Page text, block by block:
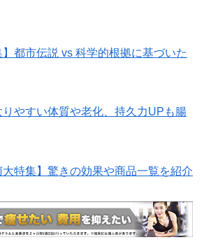
】都市伝説 vs 科学的根拠に基づいた
やすい体質や老化、持久力UPも腸
特集】驚きの効果や商品一覧を紹介